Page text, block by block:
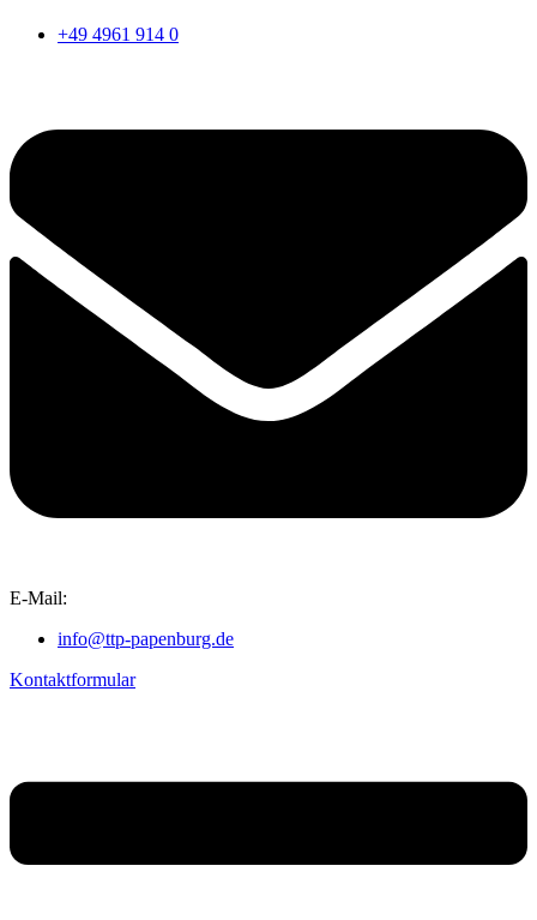
+49 4961 914 0
E-Mail:
info@ttp-papenburg.de
Kontaktformular